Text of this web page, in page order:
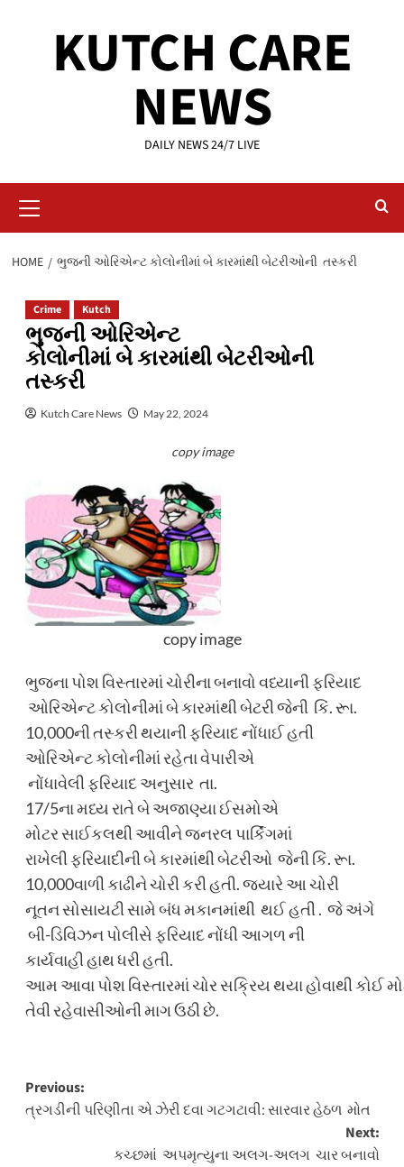
KUTCH CARE
NEWS
DAILY NEWS 24/7 LIVE
Menu
HOME ભુજની ઓરિએન્ટ કોલોનીમાં બે કારમાંથી બેટરીઓની તસ્કરી
Crime Kutch
ભુજની ઓરિએન્ટ
કોલોનીમાં બે કારમાંથી બેટરીઓની
તસ્કરી
Kutch Care News May 22, 2024
copy image
copy image
ભુજના પોશ વિસ્તારમાં ચોરીના બનાવો વધ્યાની ફરિયાદ
ઓરિએન્ટ કોલોનીમાં બે કારમાંથી બેટરી જેની કિં. રૂા.
10,000ની તસ્કરી થયાની ફરિયાદ નોંધાઈ હતી
ઓરિએન્ટ કોલોનીમાં રહેતા વેપારીએ
નોંધાવેલી ફરિયાદ અનુસાર તા.
17/5ના મધ્ય રાતે બે અજાણ્યા ઈસમોએ
મોટર સાઈકલથી આવીને જનરલ પાર્કિંગમાં
રાખેલી ફરિયાદીની બે કારમાંથી બેટરીઓ જેની કિં. રૂા.
10,000વાળી કાઢીને ચોરી કરી હતી. જ્યારે આ ચોરી
નૂતન સોસાયટી સામે બંધ મકાનમાંથી થઈ હતી . જે અંગે
બી-ડિવિઝન પોલીસે ફરિયાદ નોંધી આગળ ની
કાર્યવાહી હાથ ધરી હતી.
આમ આવા પોશ વિસ્તારમાં ચોર સક્રિય થયા હોવાથી કોઈ
તેવી રહેવાસીઓની માગ ઉઠી છે.
Post
navigation
Previous:
ત્રગડીની પરિણીતા એ ઝેરી દવા ગટગટાવી: સારવાર હેઠળ મોત
Next:
કચ્છમાં અપમૃત્યુના અલગ-અલગ ચાર બનાવો